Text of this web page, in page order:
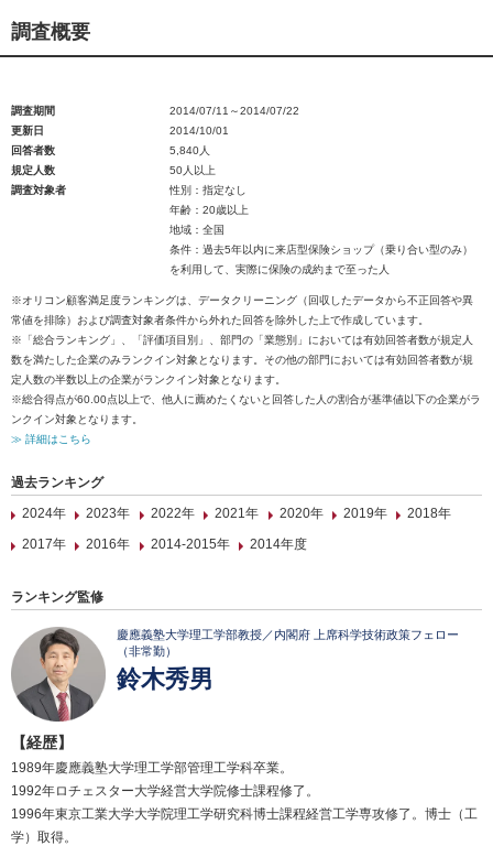
調査概要
調査期間
2014/07/11～2014/07/22
更新日
2014/10/01
回答者数
5,840人
規定人数
50人以上
調査対象者
性別：指定なし
年齢：20歳以上
地域：全国
条件：過去5年以内に来店型保険ショップ（乗り合い型のみ）
を利用して、実際に保険の成約まで至った人
※オリコン顧客満足度ランキングは、データクリーニング（回収したデータから不正回答や異
常値を排除）および調査対象者条件から外れた回答を除外した上で作成しています。
※「総合ランキング」、「評価項目別」、部門の「業態別」においては有効回答者数が規定人
数を満たした企業のみランクイン対象となります。その他の部門においては有効回答者数が規
定人数の半数以上の企業がランクイン対象となります。
※総合得点が60.00点以上で、他人に薦めたくないと回答した人の割合が基準値以下の企業がラ
ンクイン対象となります。
≫ 詳細はこちら
過去ランキング
2024年
2023年 2022年 2021年 2020年 2019年
2018年
2017年
2016年 2014-2015年 2014年度
ランキング監修
慶應義塾大学理工学部教授／内閣府 上席科学技術政策フェロー
（非常勤）
鈴木秀男
【経歴】
1989年慶應義塾大学理工学部管理工学科卒業。
1992年ロチェスター大学経営大学院修士課程修了。
1996年東京工業大学大学院理工学研究科博士課程経営工学専攻修了。博士（工
学）取得。